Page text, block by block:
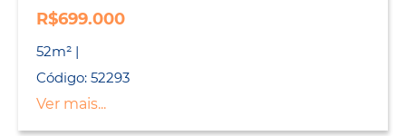
R$699.000
52m² |
Código: 52293
Ver mais...